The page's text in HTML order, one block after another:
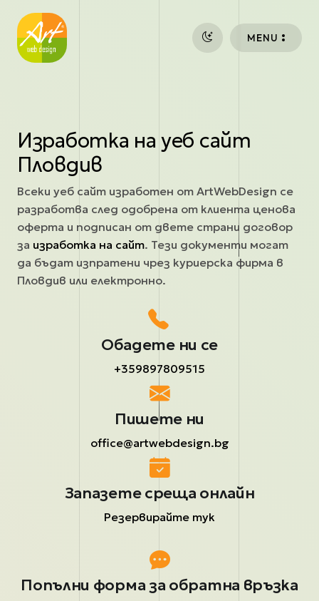
MENU
Изработка на уеб сайт
Пловдив
Всеки уеб сайт изработен от ArtWebDesign се
разработва след одобрена от клиента ценова
оферта и подписан от двете страни договор
за изработка на сайт. Тези документи могат
да бъдат изпратени чрез куриерска фирма в
Пловдив или електронно.
Обадете ни се
+359897809515
Пишете ни
office@artwebdesign.bg
Запазете среща онлайн
Резервирайте тук
Попълни форма за обратна връзка